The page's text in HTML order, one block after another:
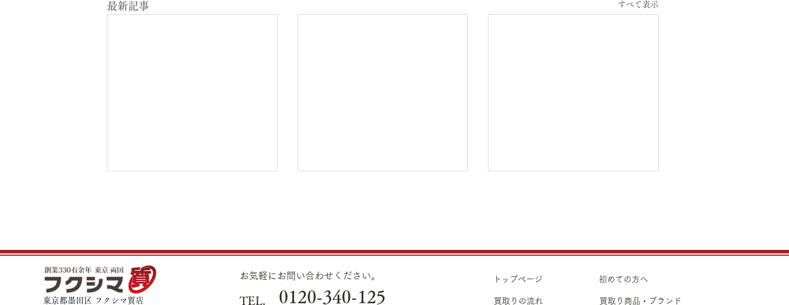
最新記事 すべて表示
り価格のご案内です。 金 K24イ
ンゴット ¥21,990 K24スクラ
ップ ¥21,530 K22
¥19,560 K18
り価格のご案内です。 金 K24イ
ンゴット ¥22,140 K24スクラ
¥19,660 K18
り価格のご案内です。 金 K24イ
ップ ¥21,970 K22
¥19,960 K18
東京都墨田区 フクシマ質店
​お気軽にお問い合わせください。
TEL. 0120-340-125
トップページ 初めての方へ
買取り の流れ 買取り商品・ブランド